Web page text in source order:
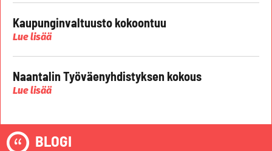
Kaupunginvaltuusto kokoontuu
Lue lisää
Naantalin Työväenyhdistyksen kokous
Lue lisää
BLOGI